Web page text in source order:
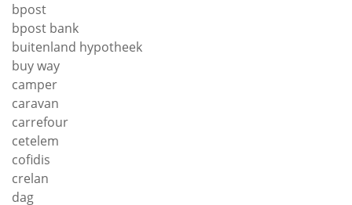
bpost
bpost bank
buitenland hypotheek
buy way
camper
caravan
carrefour
cetelem
cofidis
crelan
dag